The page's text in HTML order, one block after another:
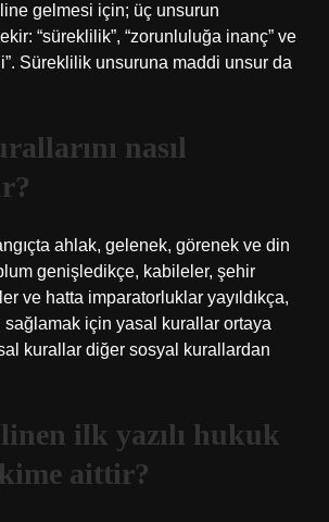
gelmesi için; üç unsurun
“süreklilik”, “zorunluluğa inanç” ve
Süreklilik unsuruna maddi unsur da
nasıl
ahlak, gelenek, görenek ve din
genişledikçe, kabileler, şehir
ve hatta imparatorluklar yayıldıkça,
için yasal kurallar ortaya
kurallar diğer sosyal kurallardan
ilk yazılı hukuk
aittir?